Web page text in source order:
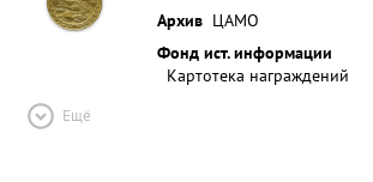
Архив ЦАМО
Фонд ист. информации
Картотека награждений
Ещё